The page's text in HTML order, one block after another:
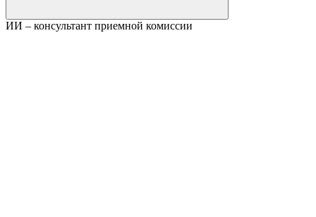
ИИ – консультант приемной комиссии